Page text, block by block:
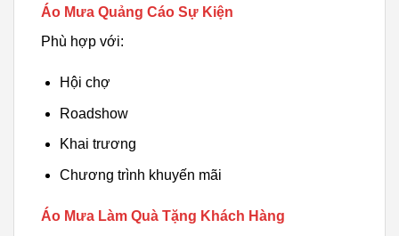
Áo Mưa Quảng Cáo Sự Kiện
Phù hợp với:
Hội chợ
Roadshow
Khai trương
Chương trình khuyến mãi
Áo Mưa Làm Quà Tặng Khách Hàng